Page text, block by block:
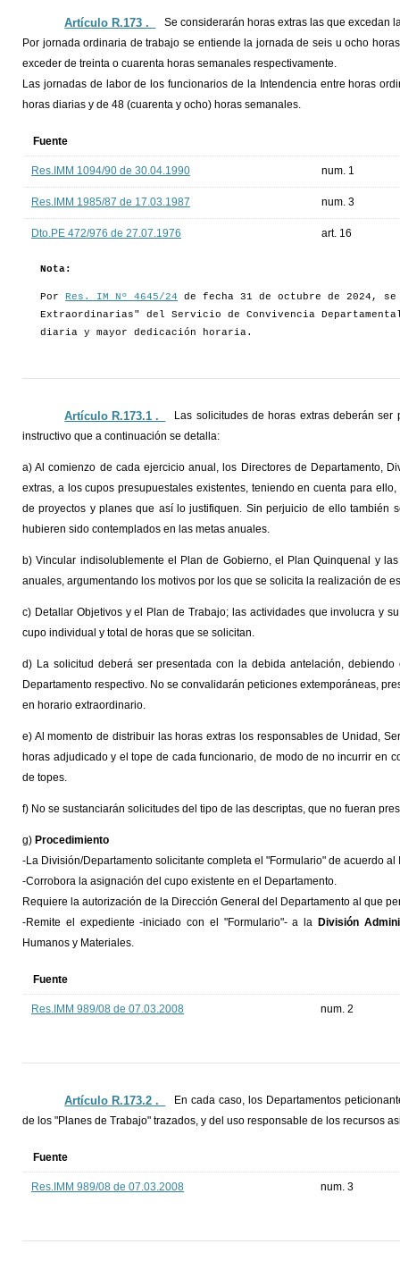
Artículo R.173 ._
Se considerarán horas extras las que excedan
Por jornada ordinaria de trabajo se entiende la jornada de seis u ocho
exceder de treinta o cuarenta horas semanales respectivamente.
Las jornadas de labor de los funcionarios de la Intendencia entre horas
horas diarias y de 48 (cuarenta y ocho) horas semanales.
Fuente
Res.IMM 1094/90 de 30.04.1990 num. 1
Res.IMM 1985/87 de 17.03.1987 num. 3
Dto.PE 472/976 de 27.07.1976 art. 16
Nota:
Por Res. IM Nº 4645/24 de fecha 31 de octubre de 2024,
Extraordinarias" del Servicio de Convivencia
diaria y mayor dedicación horaria.
Artículo R.173.1 ._
Las solicitudes de horas extras deberán
instructivo que a continuación se detalla:
a) Al comienzo de cada ejercicio anual, los Directores de Departamento,
extras, a los cupos presupuestales existentes, teniendo en cuenta para
de proyectos y planes que así lo justifiquen. Sin perjuicio de ello también
hubieren sido contemplados en las metas anuales.
b) Vincular indisolublemente el Plan de Gobierno, el Plan Quinquenal y
anuales, argumentando los motivos por los que se solicita la realización de
c) Detallar Objetivos y el Plan de Trabajo; las actividades que involucra y
cupo individual y total de horas que se solicitan.
d) La solicitud deberá ser presentada con la debida antelación,
Departamento respectivo. No se convalidarán peticiones extemporáneas,
en horario extraordinario.
e) Al momento de distribuir las horas extras los responsables de Unidad,
horas adjudicado y el tope de cada funcionario, de modo de no incurrir en
de topes.
f) No se sustanciarán solicitudes del tipo de las descriptas, que no fueran
g) Procedimiento
-La División/Departamento solicitante completa el "Formulario" de acuerdo al
-Corrobora la asignación del cupo existente en el Departamento.
Requiere la autorización de la Dirección General del Departamento al que
-Remite el expediente -iniciado con el "Formulario"- a la División
Humanos y Materiales.
Fuente
Res.IMM 989/08 de 07.03.2008 num. 2
Artículo R.173.2 ._
En cada caso, los Departamentos
de los "Planes de Trabajo" trazados, y del uso responsable de los recursos
Fuente
Res.IMM 989/08 de 07.03.2008 num. 3